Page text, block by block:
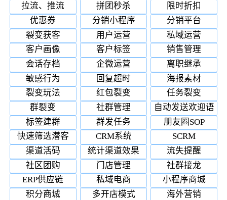
拉流、推流
拼团秒杀
限时折扣
优惠券
分销小程序
分销平台
裂变获客
用户运营
私域运营
客户画像
客户标签
销售管理
会话存档
企微运营
离职继承
敏感行为
回复超时
海报素材
裂变玩法
红包裂变
任务裂变
群裂变
社群管理
自动发送欢迎语
标签建群
群发任务
朋友圈SOP
快速筛选潜客
CRM系统
SCRM
渠道活码
统计渠道效果
流失提醒
社区团购
门店管理
社群接龙
ERP供应链
私域电商
小程序商城
积分商城
多开店模式
海外营销